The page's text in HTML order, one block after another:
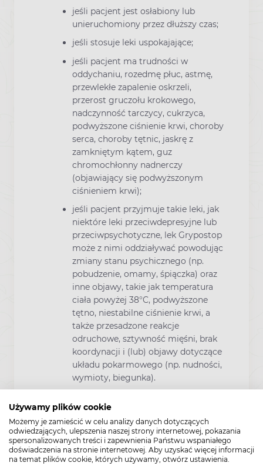
Używamy plików cookie
Możemy je zamieścić w celu analizy danych dotyczących
odwiedzających, ulepszenia naszej strony internetowej, pokazania
spersonalizowanych treści i zapewnienia Państwu wspaniałego
doświadczenia na stronie internetowej. Aby uzyskać więcej informacji
na temat plików cookie, których używamy, otwórz ustawienia.
jeśli pacjent jest osłabiony lub
unieruchomiony przez dłuższy czas;
jeśli stosuje leki uspokajające;
jeśli pacjent ma trudności w
oddychaniu, rozedmę płuc, astmę,
przewlekłe zapalenie oskrzeli,
przerost gruczołu krokowego,
nadczynność tarczycy, cukrzyca,
podwyższone ciśnienie krwi, choroby
serca, choroby tętnic, jaskrę z
zamkniętym kątem, guz
chromochłonny nadnerczy
(objawiający się podwyższonym
ciśnieniem krwi);
jeśli pacjent przyjmuje takie leki, jak
niektóre leki przeciwdepresyjne lub
przeciwpsychotyczne, lek Grypostop
może z nimi oddziaływać powodując
zmiany stanu psychicznego (np.
pobudzenie, omamy, śpiączka) oraz
inne objawy, takie jak temperatura
ciała powyżej 38°C, podwyższone
tętno, niestabilne ciśnienie krwi, a
także przesadzone reakcje
odruchowe, sztywność mięśni, brak
koordynacji i (lub) objawy dotyczące
układu pokarmowego (np. nudności,
wymioty, biegunka).
Nie należy stosować bez porozumienia z
oddychaniu
Podczas stosowania leku Grypostop
może wystąpić nagły ból brzucha lub